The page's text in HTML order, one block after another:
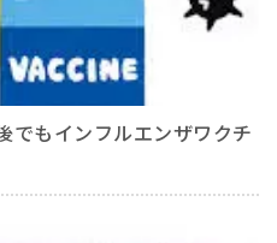
でもインフルエンザワクチ